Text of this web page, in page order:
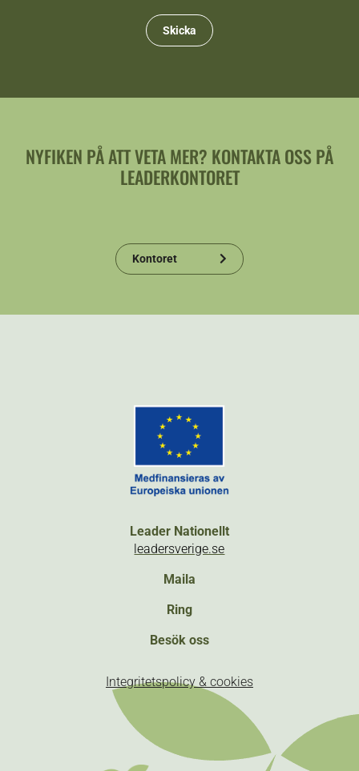
NYFIKEN PÅ ATT VETA MER? KONTAKTA OSS PÅ
LEADERKONTORET
Kontoret
Leader Nationellt
leadersverige.se
Maila
Ring
Besök oss
Integritetspolicy & cookies